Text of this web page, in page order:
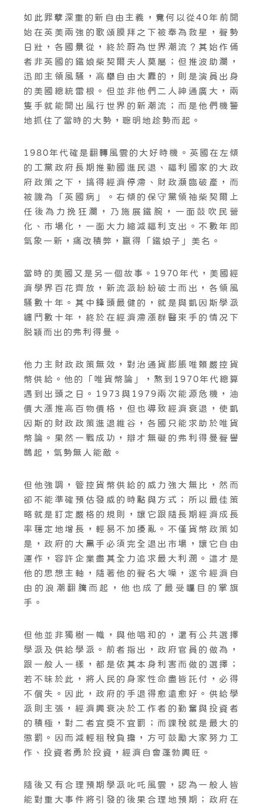
如此罪孽深重的新自由主義，竟何以從40年前開
始在英美兩強的歌頌膜拜之下被奉為救星，聲勢
日壯，各國景從，終於蔚為世界潮流？其始作俑
者非英國的鐵娘柴契爾夫人莫屬；但推波助瀾，
迅即主領風騷，高舉自由大纛的，則是演員出身
的美國總統雷根。但並非他們二人神通廣大，兩
隻手就能開出風行世界的新潮流；而是他們機警
地抓住了當時的大勢，聰明地趁勢而起。
1980年代確是翻轉風雲的大好時機。英國在左傾
的工黨政府長期推動國進民退、福利國家的大政
府政策之下，搞得經濟停滯、財政瀕臨破產，而
被譏為「英國病」。右傾的保守黨領袖柴契爾上
任後為力挽狂瀾，乃施展鐵腕，一面鼓吹民營
化、市場化，一面大力縮減福利支出。不數年即
氣象一新，痛改積弊，贏得「鐵娘子」美名。
當時的美國又是另一個故事。1970年代，美國經
濟學界百花齊放，新流派紛紛破士而出，各領風
騷數十年。其中鋒頭最健的，就是與凱因斯學派
纏鬥數十年，終於在經濟滯漲群醫束手的情况下
脱穎而出的弗利得曼。
他力主財政政策無效，對治通貨膨脹唯賴嚴控貨
幣供給。他的「唯貨幣論」，熬到1970年代總算
遇到出頭之日。1973與1979兩次能源危機，油
價大漲推高百物價格，但也導致經濟衰退，使凱
因斯的財政政策進退維谷，各國只能求助於唯貨
幣論。果然一戰成功，辯才無礙的弗利得曼聲譽
鵲起，氣勢無人能敵。
但他強調，管控貨幣供給的威力強大無比，然而
卻不能準確預估發威的時點與方式；所以最佳策
略就是訂定嚴格的規則，讓它跟隨長期經濟成長
率穩定地增長，輕易不加擾亂。不僅貨幣政策如
是，政府的大黑手必須完全退出市場，讓它自由
運作，容許企業盡其全力追求最大利潤。這才是
他的思想主軸，隨著他的聲名大噪，遂令經濟自
由的浪潮翻騰而起，他也成了最受矚目的掌旗
手。
但他並非獨樹一幟，與他唱和的，還有公共選擇
學派及供給學派。前者指出，政府官員的做為，
跟一般人一樣，都是依其本身利害而做的選擇；
若不昧於此，將人民的身家性命盡皆託付，必得
不償失。因此，政府的手退得愈遠愈好。供給學
派則主張，經濟興衰决於工作者的勤奮與投資者
的積極，對二者宜獎不宜罰；而課稅就是最大的
懲罰。因而減輕租稅負擔，方可鼓勵大家努力工
作、投資者勇於投資，經濟自會蓬勃興旺。
隨後又有合理預期學派叱吒風雲，認為一般人皆
能對重大事件將引發的後果合理地預期；政府在